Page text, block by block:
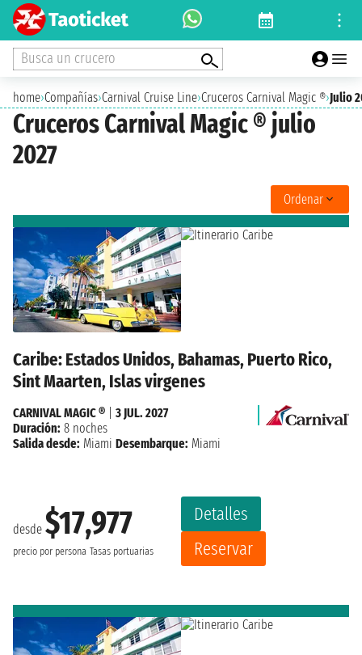
Busca un crucero
home›Compañías›Carnival Cruise Line›Cruceros Carnival Magic ®›Julio
Cruceros Carnival Magic ® julio
2027
Ordenar
Caribe: Estados Unidos, Bahamas, Puerto Rico,
Sint Maarten, Islas virgenes
desde $17,977
precio por persona Tasas portuarias
Detalles
Reservar
CARNIVAL MAGIC ®
3 JUL. 2027
Duración: 8 noches
Salida desde: Miami Desembarque: Miami